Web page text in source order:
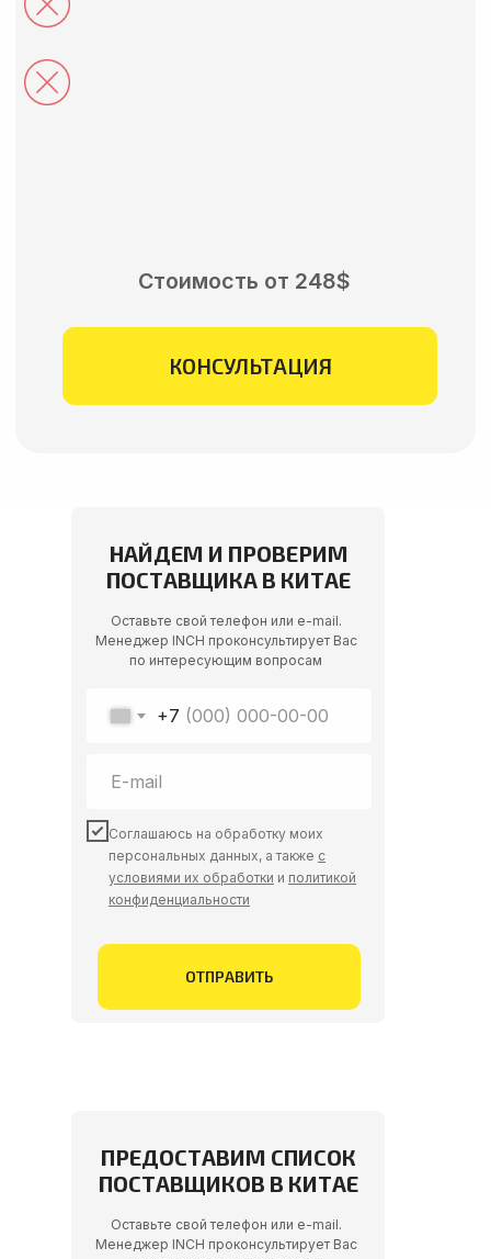
НАЙДЕМ И ПРОВЕРИМ
ПОСТАВЩИКА В КИТАЕ
+7
Соглашаюсь на обработку моих
персональных данных, а также с
условиями их обработки и политикой
конфиденциальности
ОТПРАВИТЬ
Оставьте свой телефон или e-mail.
Менеджер INCH проконсультирует Вас
по интересующим вопросам
ПРЕДОСТАВИМ СПИСОК
ПОСТАВЩИКОВ В КИТАЕ
Оставьте свой телефон или e-mail.
Менеджер INCH проконсультирует Вас